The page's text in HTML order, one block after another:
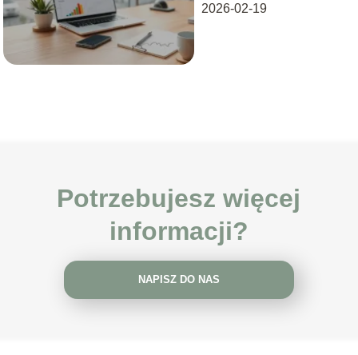
2026-02-19
Potrzebujesz więcej
informacji?
NAPISZ DO NAS